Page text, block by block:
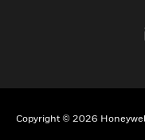
Copyright © 2026